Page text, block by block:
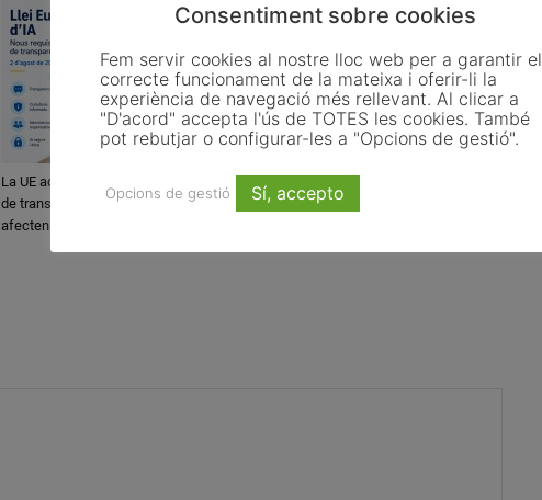
La UE activa les primeres obligacions
de transparència de la Llei d’IA que
afecten els ajuntaments
El Pla de Barris mobilitza 117
municipis catalans per impulsar la
Consentiment sobre cookies
Fem servir cookies al nostre lloc web per a garantir el
correcte funcionament de la mateixa i oferir-li la
experiència de navegació més rellevant. Al clicar a
"D'acord" accepta l'ús de TOTES les cookies. També
pot rebutjar o configurar-les a "Opcions de gestió".
Opcions de gestió Sí, accepto